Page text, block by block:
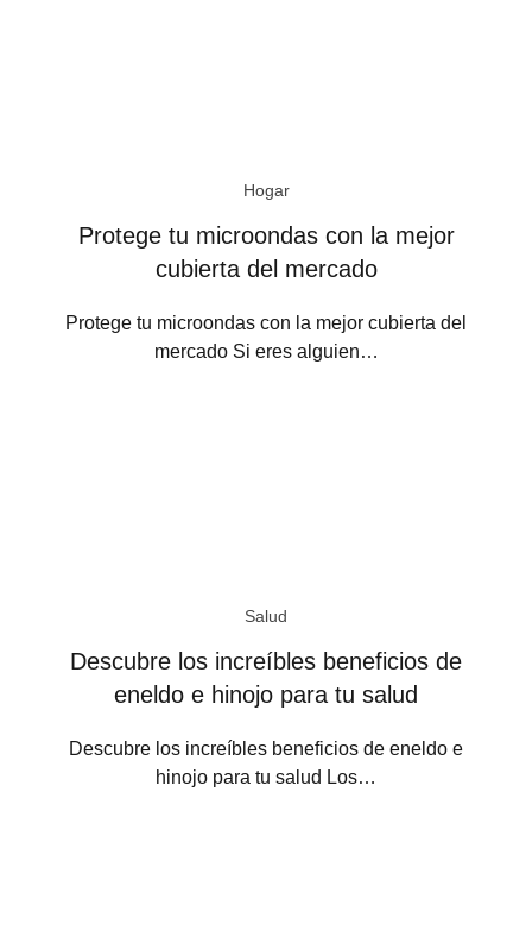
Hogar
Protege tu microondas con la mejor
cubierta del mercado
Protege tu microondas con la mejor cubierta del
mercado Si eres alguien…
Salud
Descubre los increíbles beneficios de
eneldo e hinojo para tu salud
Descubre los increíbles beneficios de eneldo e
hinojo para tu salud Los…